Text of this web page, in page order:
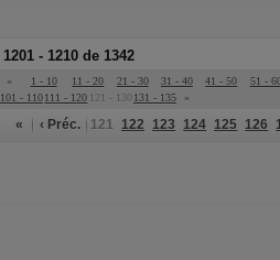
1201 - 1210 de 1342
« 1 - 10 11 - 20 21 - 30 31 - 40 41 - 50
51 -
101 - 110111 - 120 121 - 130 131 - 135 »
« ‹ Préc. 121 122 123 124 125 126